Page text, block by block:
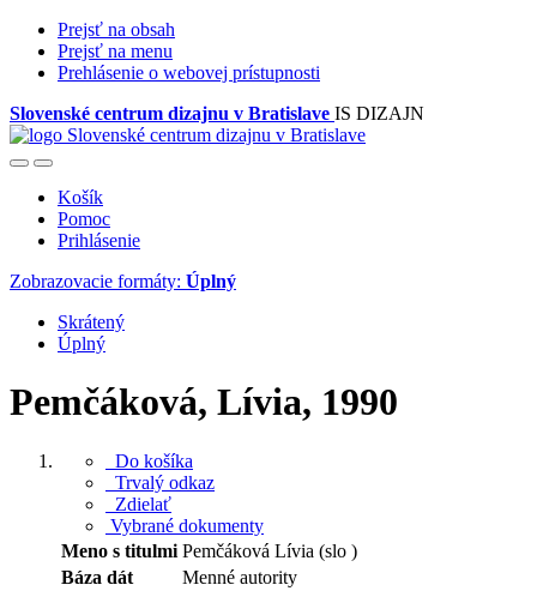
Prejsť na obsah
Prejsť na menu
Prehlásenie o webovej prístupnosti
Slovenské centrum dizajnu v Bratislave IS DIZAJN
Košík
Pomoc
Prihlásenie
Zobrazovacie formáty: Úplný
Skrátený
Úplný
Pemčáková, Lívia, 1990
Do košíka
Trvalý odkaz
Zdielať
Vybrané dokumenty
Meno s titulmi Pemčáková Lívia (slo )
Báza dát
Menné autority